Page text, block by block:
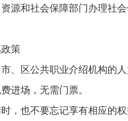
源和社会保障部门办理社
策
、区公共职业介绍机构的
进场，无需门票。
，也不要忘记享有相应的